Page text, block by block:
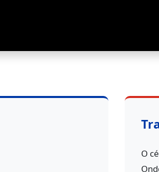
O